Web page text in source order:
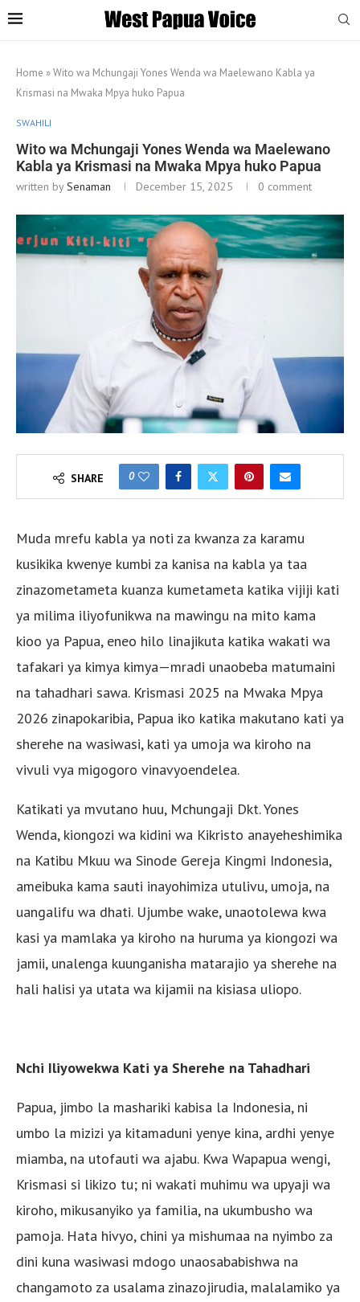
Home »Wito wa Mchungaji Yones Wenda wa Maelewano Kabla ya
Krismasi na Mwaka Mpya huko Papua
SWAHILI
Wito wa Mchungaji Yones Wenda wa Maelewano
Kabla ya Krismasi na Mwaka Mpya huko Papua
written bySenaman December 15, 2025 0 comment
SHARE 0
Muda mrefu kabla ya noti za kwanza za karamu
kusikika kwenye kumbi za kanisa na kabla ya taa
zinazometameta kuanza kumetameta katika vijiji kati
ya milima iliyofunikwa na mawingu na mito kama
kioo ya Papua, eneo hilo linajikuta katika wakati wa
tafakari ya kimya kimya—mradi unaobeba matumaini
na tahadhari sawa. Krismasi 2025 na Mwaka Mpya
2026 zinapokaribia, Papua iko katika makutano kati ya
sherehe na wasiwasi, kati ya umoja wa kiroho na
vivuli vya migogoro vinavyoendelea.
Katikati ya mvutano huu, Mchungaji Dkt. Yones
Wenda, kiongozi wa kidini wa Kikristo anayeheshimika
na Katibu Mkuu wa Sinode Gereja Kingmi Indonesia,
ameibuka kama sauti inayohimiza utulivu, umoja, na
uangalifu wa dhati. Ujumbe wake, unaotolewa kwa
kasi ya mamlaka ya kiroho na huruma ya kiongozi wa
jamii, unalenga kuunganisha matarajio ya sherehe na
hali halisi ya utata wa kijamii na kisiasa uliopo.
Nchi Iliyowekwa Kati ya Sherehe na Tahadhari
Papua, jimbo la mashariki kabisa la Indonesia, ni
umbo la mizizi ya kitamaduni yenye kina, ardhi yenye
miamba, na utofauti wa ajabu. Kwa Wapapua wengi,
Krismasi si likizo tu; ni wakati muhimu wa upyaji wa
kiroho, mikusanyiko ya familia, na ukumbusho wa
pamoja. Hata hivyo, chini ya mishumaa na nyimbo za
dini kuna wasiwasi mdogo unaosababishwa na
changamoto za usalama zinazojirudia, malalamiko ya